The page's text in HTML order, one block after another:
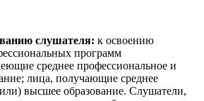
слушателя: к освоению
программ
среднее профессиональное и
лица, получающие среднее
высшее образование. Слушатели,